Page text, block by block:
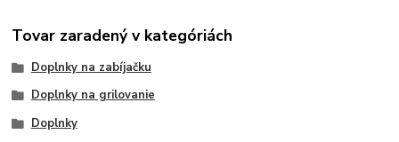
Tovar zaradený v kategóriách
Doplnky na zabíjačku
Doplnky na grilovanie
Doplnky